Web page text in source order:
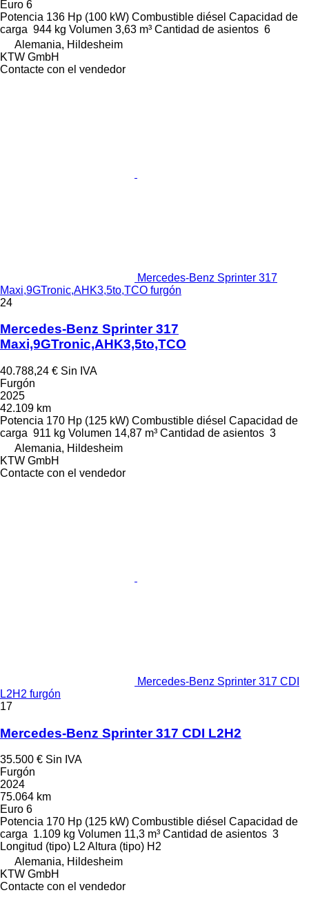
Euro 6
Potencia 136 Hp (100 kW) Combustible diésel Capacidad de
carga 944 kg Volumen 3,63 m³ Cantidad de asientos 6
Alemania, Hildesheim
KTW GmbH
Contacte con el vendedor
Mercedes-Benz Sprinter 317
Maxi,9GTronic,AHK3,5to,TCO furgón
24
Mercedes-Benz Sprinter 317
Maxi,9GTronic,AHK3,5to,TCO
40.788,24 € Sin IVA
Furgón
2025
42.109 km
Potencia 170 Hp (125 kW) Combustible diésel Capacidad de
carga 911 kg Volumen 14,87 m³ Cantidad de asientos 3
Alemania, Hildesheim
KTW GmbH
Contacte con el vendedor
Mercedes-Benz Sprinter 317 CDI
L2H2 furgón
17
Mercedes-Benz Sprinter 317 CDI L2H2
35.500 € Sin IVA
Furgón
2024
75.064 km
Euro 6
Potencia 170 Hp (125 kW) Combustible diésel Capacidad de
carga 1.109 kg Volumen 11,3 m³ Cantidad de asientos 3
Longitud (tipo) L2 Altura (tipo) H2
Alemania, Hildesheim
KTW GmbH
Contacte con el vendedor